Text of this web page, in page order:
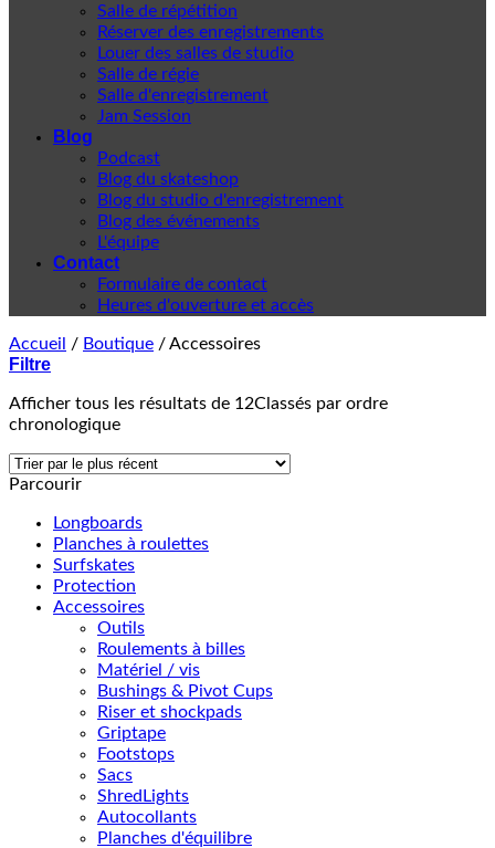
Salle de répétition
Réserver des enregistrements
Louer des salles de studio
Salle de régie
Salle d'enregistrement
Jam Session
Blog
Podcast
Blog du skateshop
Blog du studio d'enregistrement
Blog des événements
L'équipe
Contact
Formulaire de contact
Heures d'ouverture et accès
Accueil / Boutique /Accessoires
Filtre
Afficher tous les résultats de 12Classés par ordre
chronologique
Parcourir
Longboards
Planches à roulettes
Surfskates
Protection
Accessoires
Outils
Roulements à billes
Matériel / vis
Bushings & Pivot Cups
Riser et shockpads
Griptape
Footstops
Sacs
ShredLights
Autocollants
Planches d'équilibre